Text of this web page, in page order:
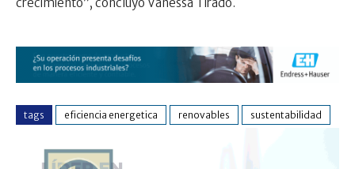
tags eficiencia energetica renovables sustentabilidad